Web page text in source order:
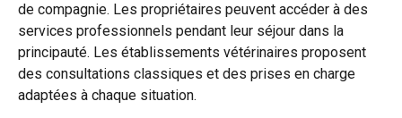
de compagnie. Les propriétaires peuvent accéder à des
services professionnels pendant leur séjour dans la
principauté. Les établissements vétérinaires proposent
des consultations classiques et des prises en charge
adaptées à chaque situation.